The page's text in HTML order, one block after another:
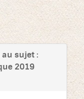
sujet :
2019